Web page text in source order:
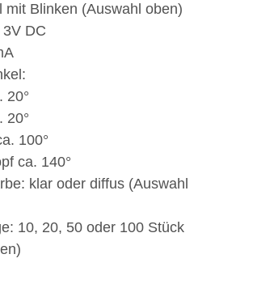
mit Blinken (Auswahl oben)
DC
20°
20°
100°
ca. 140°
klar oder diffus (Auswahl
10, 20, 50 oder 100 Stück